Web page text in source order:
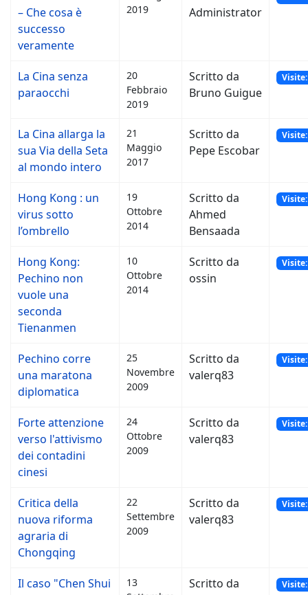
– Che cosa è
successo
veramente
2019
Administrator
La Cina senza
paraocchi
20
Febbraio
2019
Scritto da
Bruno Guigue
La Cina allarga la
sua Via della Seta
al mondo intero
21
Maggio
2017
Scritto da
Pepe Escobar
Hong Kong : un
virus sotto
l’ombrello
19
Ottobre
2014
Scritto da
Ahmed
Bensaada
Hong Kong:
Pechino non
vuole una
seconda
Tienanmen
10
Ottobre
2014
Scritto da
ossin
Pechino corre
una maratona
diplomatica
25
Novembre
2009
Scritto da
valerq83
Forte attenzione
verso l'attivismo
dei contadini
cinesi
24
Ottobre
2009
Scritto da
valerq83
Critica della
nuova riforma
agraria di
Chongqing
22
Settembre
2009
Scritto da
valerq83
Il caso "Chen Shui
13
Scritto da